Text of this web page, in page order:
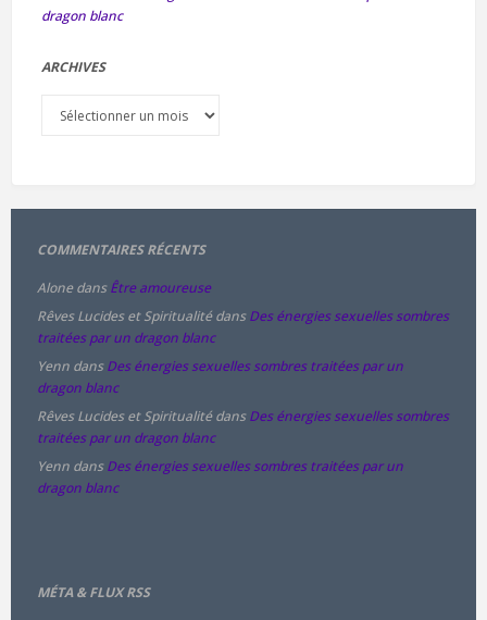
dragon blanc
ARCHIVES
COMMENTAIRES RÉCENTS
AlonedansÊtre amoureuse
Rêves Lucides et SpiritualitédansDes énergies sexuelles sombres
traitées par un dragon blanc
Yenn dansDes énergies sexuelles sombres traitées par un
dragon blanc
Rêves Lucides et SpiritualitédansDes énergies sexuelles sombres
traitées par un dragon blanc
Yenn dansDes énergies sexuelles sombres traitées par un
dragon blanc
MÉTA & FLUX RSS